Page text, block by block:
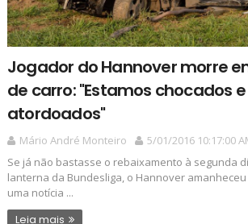
Jogador do Hannover morre
de carro: "Estamos chocados e
atordoados"
Mário André Monteiro
5/01/2016 10:17:00
Se já não bastasse o rebaixamento à segunda
lanterna da Bundesliga, o Hannover
uma notícia ...
Leia mais